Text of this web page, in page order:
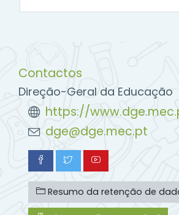
Contactos
Direção-Geral da Educação
https://
dge@dge.mec.pt
Resumo da retenção de